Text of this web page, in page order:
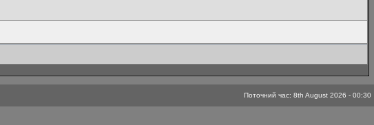
Поточний час: 8th August 2026 - 00:30